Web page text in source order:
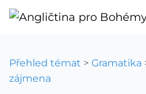
Přehled témat > Gramatika
zájmena